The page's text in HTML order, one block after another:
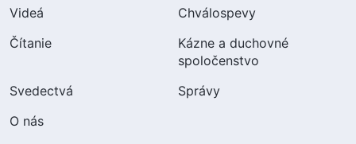
Videá
Chválospevy
Čítanie
Kázne a duchovné
spoločenstvo
Svedectvá
Správy
O nás